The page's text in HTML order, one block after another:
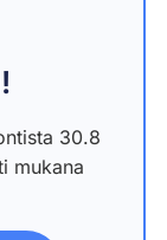
30.8
mukana